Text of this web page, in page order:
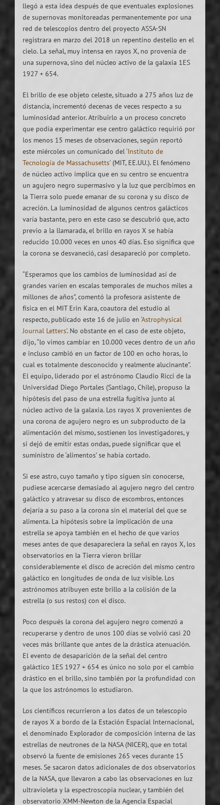
llegó a esta idea después de que eventuales explosiones
de supernovas monitoreadas permanentemente por una
red de telescopios dentro del proyecto ASSA-SN
registrara en marzo del 2018 un repentino destello en el
cielo. La señal, muy intensa en rayos X, no provenía de
una supernova, sino del núcleo activo de la galaxia 1ES
1927 + 654.
El brillo de ese objeto celeste, situado a 275 años luz de
distancia, incrementó decenas de veces respecto a su
luminosidad anterior. Atribuirlo a un proceso concreto
que podía experimentar ese centro galáctico requirió por
los menos 15 meses de observaciones, según reportó
este miércoles un comunicado del‘Instituto de
Tecnología de Massachusetts’(MIT, EE.UU.). El fenómeno
de núcleo activo implica que en su centro se encuentra
un agujero negro supermasivo y la luz que percibimos en
la Tierra solo puede emanar de su corona y su disco de
acreción. La luminosidad de algunos centros galácticos
varía bastante, pero en este caso se descubrió que, acto
previo a la llamarada, el brillo en rayos X se había
reducido 10.000 veces en unos 40 días. Eso significa que
la corona se desvaneció, casi desapareció por completo.
“Esperamos que los cambios de luminosidad así de
grandes varíen en escalas temporales de muchos miles a
millones de años”, comentó la profesora asistente de
física en el MIT Erin Kara, coautora del estudio al
respecto, publicado este 16 de julio en ‘Astrophysical
Journal Letters’. No obstante en el caso de este objeto,
dijo, “lo vimos cambiar en 10.000 veces dentro de un año
e incluso cambió en un factor de 100 en ocho horas, lo
cual es totalmente desconocido y realmente alucinante”.
El equipo, liderado por el astrónomo Claudio Ricci de la
Universidad Diego Portales (Santiago, Chile), propuso la
hipótesis del paso de una estrella fugitiva junto al
núcleo activo de la galaxia. Los rayos X provenientes de
una corona de agujero negro es un subproducto de la
alimentación del mismo, sostienen los investigadores, y
si dejó de emitir estas ondas, puede significar que el
suministro de ‘alimentos’ se había cortado.
Si ese astro, cuyo tamaño y tipo siguen sin conocerse,
pudiese acercarse demasiado al agujero negro del centro
galáctico y atravesar su disco de escombros, entonces
dejaría a su paso a la corona sin el material del que se
alimenta. La hipótesis sobre la implicación de una
estrella se apoya también en el hecho de que varios
meses antes de que desapareciera la señal en rayos X, los
observatorios en la Tierra vieron brillar
considerablemente el disco de acreción del mismo centro
galáctico en longitudes de onda de luz visible. Los
astrónomos atribuyen este brillo a la colisión de la
estrella (o sus restos) con el disco.
Poco después la corona del agujero negro comenzó a
recuperarse y dentro de unos 100 días se volvió casi 20
veces más brillante que antes de la drástica atenuación.
El evento de desaparición de la señal del centro
galáctico 1ES 1927 + 654 es único no solo por el cambio
drástico en el brillo, sino también por la profundidad con
la que los astrónomos lo estudiaron.
Los científicos recurrieron a los datos de un telescopio
de rayos X a bordo de la Estación Espacial Internacional,
el denominado Explorador de composición interna de las
estrellas de neutrones de la NASA (NICER), que en total
observó la fuente de emisiones 265 veces durante 15
meses. Se sacaron datos adicionales de dos observatorios
de la NASA, que llevaron a cabo las observaciones en luz
ultravioleta y la espectroscopia nuclear, y también del
observatorio XMM-Newton de la Agencia Espacial